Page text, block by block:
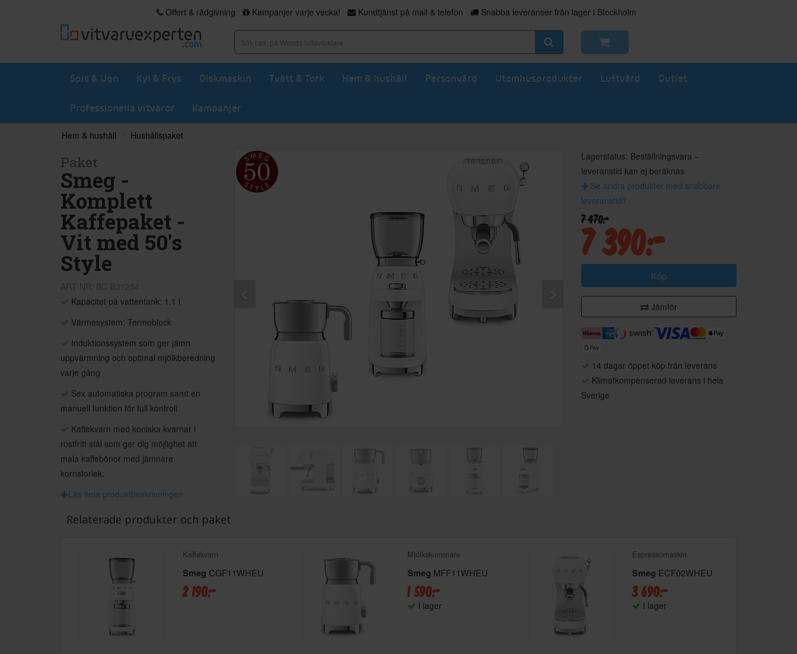
Offert & rådgivning Kampanjer varje vecka! Kundtjänst på mail & telefon Snabba leveranser från lager i Stockholm
Spis & Ugn Kyl & Frys Diskmaskin Tvätt & Tork Hem & hushåll Personvård Utomhusprodukter Luftvård Outlet
Professionella vitvaror Kampanjer
Hem & hushåll Hushållspaket
Paket
Smeg -
Komplett
Kaffepaket -
Vit med 50's
Style
Kapacitet på vattentank: 1.1 l
Värmesystem: Termoblock
Induktionssystem som ger jämn
uppvärmning och optimal mjölkberedning
varje gång
Sex automatiska program samt en
manuell funktion för full kontroll
Kaffekvarn med koniska kvarnar i
rostfritt stål som ger dig möjlighet att
mala kaffebönor med jämnare
kornstorlek.
Läs hela produktbeskrivningen
Lagerstatus: Beställningsvara –
leveranstid kan ej beräknas
Se andra produkter med snabbare
leveranstid?
7 470:-
7 390:-
Köp
Jämför
14 dagar öppet köp från leverans
Klimatkompenserad leverans i hela
Sverige
Relaterade produkter och paket
Kaffekvarn
Smeg CGF11WHEU
2 190:-
Mjölkskummare
Smeg MFF11WHEU
1 590:-
I lager
Espressomaskin
Smeg ECF02WHEU
3 690:-
I lager